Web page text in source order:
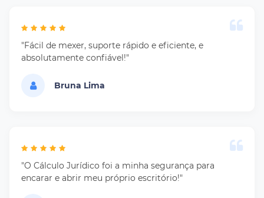
"Fácil de mexer, suporte rápido e eficiente, e
absolutamente confiável!"
Bruna Lima
"O Cálculo Jurídico foi a minha segurança para
encarar e abrir meu próprio escritório!"